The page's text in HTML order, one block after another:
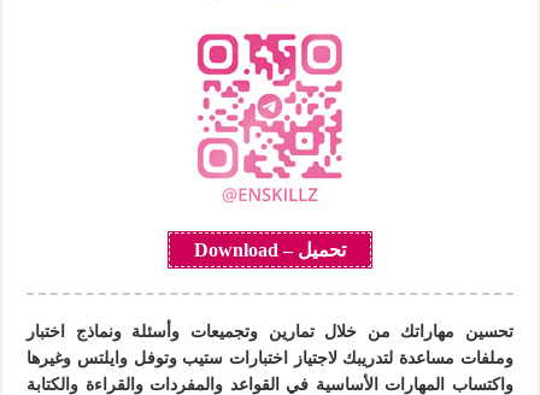
تحميل – Download
تحسين مهاراتك من خلال تمارين وتجميعات وأسئلة ونماذج اختبار
وملفات مساعدة لتدريبك لاجتياز اختبارات ستيب وتوفل وايلتس وغيرها
واكتساب المهارات الأساسية في القواعد والمفردات والقراءة و الكتابة